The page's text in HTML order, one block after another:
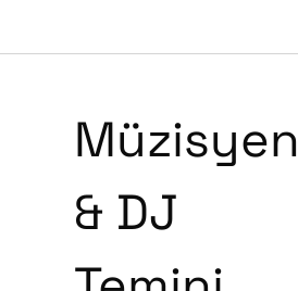
Müzisyen
& DJ